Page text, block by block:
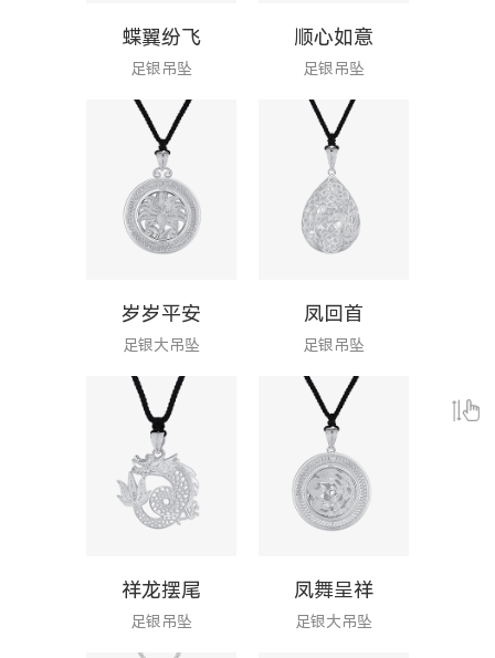
蝶翼纷飞
足银吊坠
顺心如意
足银吊坠
岁岁平安
足银大吊坠
凤回首
足银吊坠
祥龙摆尾
足银吊坠
凤舞呈祥
足银大吊坠